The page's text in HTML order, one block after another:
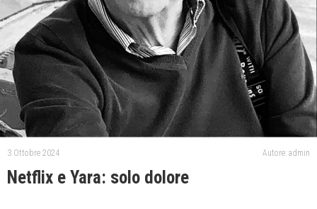
3 Ottobre 2024 Autore: admin
Netflix e Yara: solo dolore